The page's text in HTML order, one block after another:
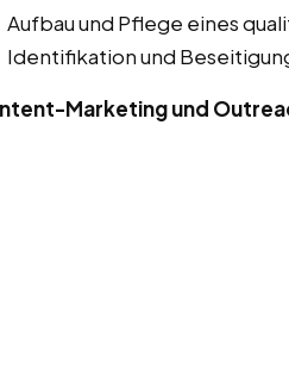
Aufbau und Pflege eines
Identifikation und
Marketing und